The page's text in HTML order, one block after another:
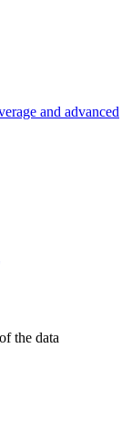
and advanced
the data